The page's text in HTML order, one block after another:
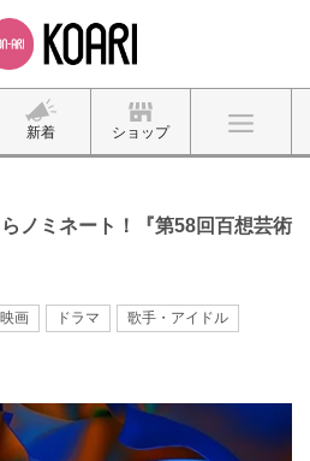
新着 ショップ
ノミネート！『第58回百想芸術
映画 ドラマ
歌手・アイドル